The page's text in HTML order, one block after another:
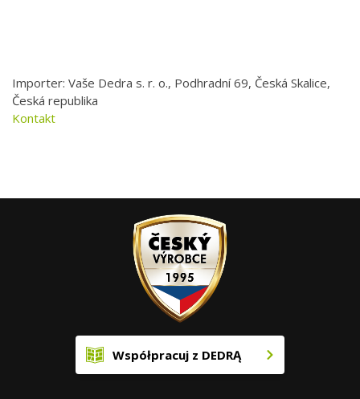
Importer: Vaše Dedra s. r. o., Podhradní 69, Česká Skalice,
Česká republika
Kontakt
Współpracuj z DEDRĄ